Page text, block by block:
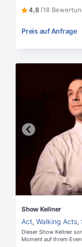
4,8 (18
Preis auf Anfrage
Show Kellner
Act, Walking Acts,
Dieser Show Kellner
Moment auf Ihrem